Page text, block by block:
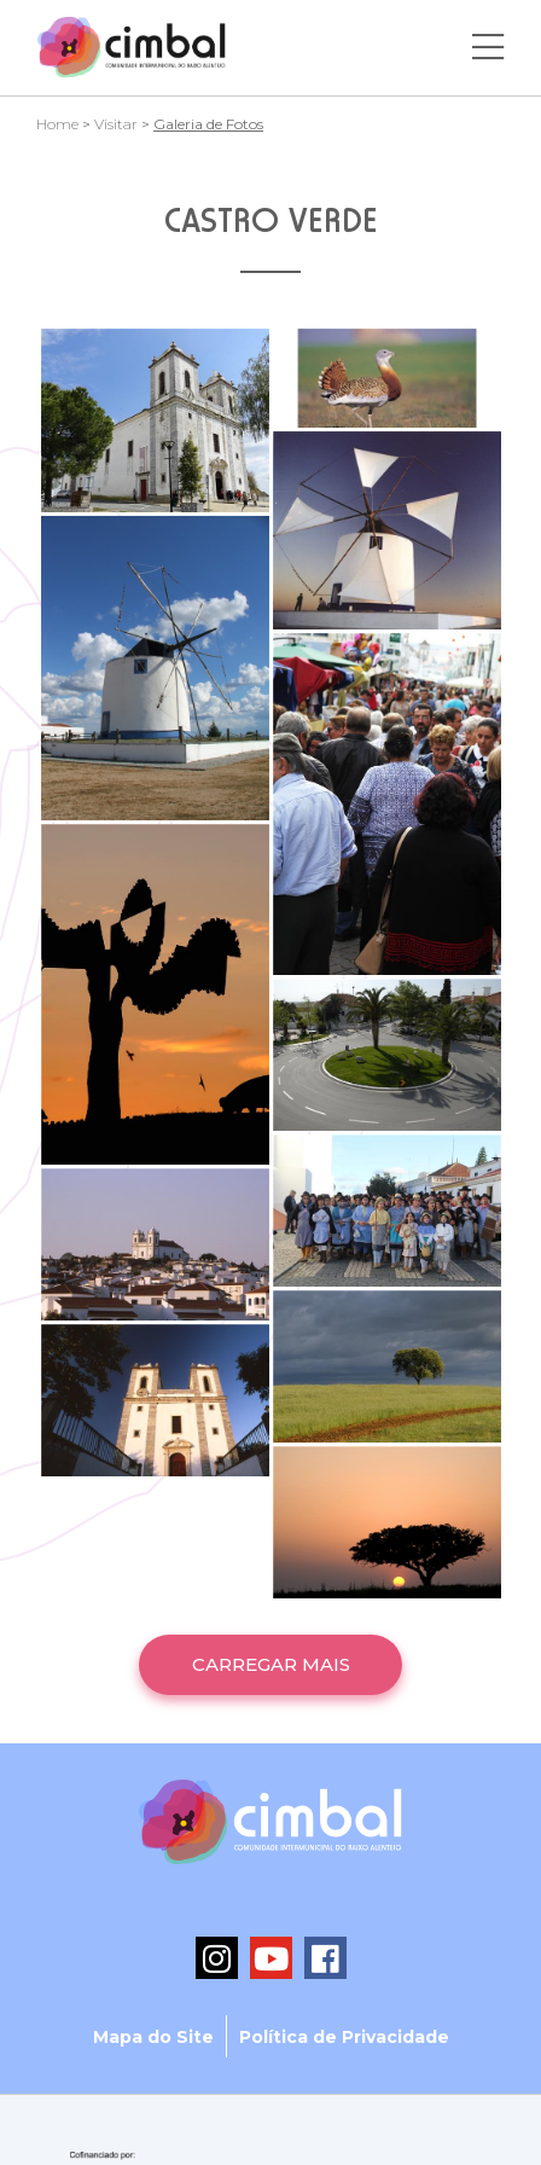
Home > Visitar > Galeria de Fotos
CASTRO VERDE
CARREGAR MAIS
Mapa do Site Política de Privacidade